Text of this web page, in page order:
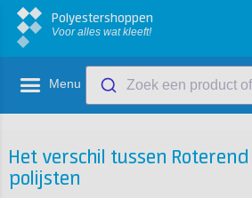
Polyestershoppen
Voor alles wat kleeft!
Menu Zoek een product
Het verschil tussen
polijsten